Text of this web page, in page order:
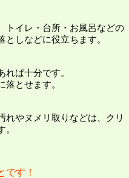
トイレ・台所・お風呂などの
しなどに役立ちます。
ば十分です。
落とせます。
れやヌメリ取りなどは、クリ
す！